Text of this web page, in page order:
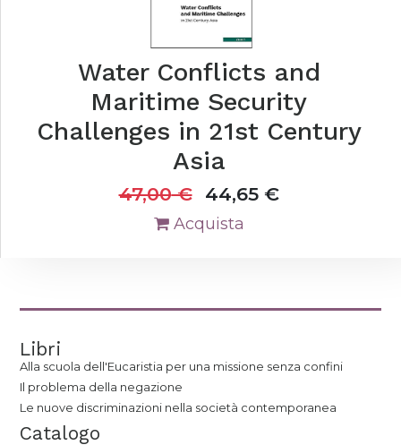
Water Conflicts and
Maritime Security
Challenges in 21st Century
Asia
47,00€ 44,65€
Acquista
Libri
Alla scuola dell'Eucaristia per una missione senza confini
Il problema della negazione
Le nuove discriminazioni nella società contemporanea
Catalogo